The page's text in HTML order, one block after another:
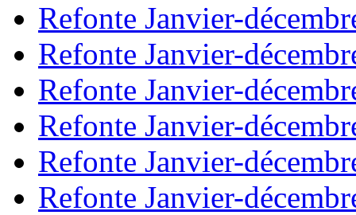
Refonte Janvier-
Refonte Janvier-
Refonte Janvier-
Refonte Janvier-
Refonte Janvier-
Refonte Janvier-